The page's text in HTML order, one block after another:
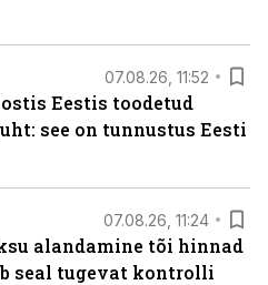
07.08.26, 11:52
Eestis toodetud
see on tunnustus Eesti
07.08.26, 11:24
alandamine tõi hinnad
seal tugevat kontrolli